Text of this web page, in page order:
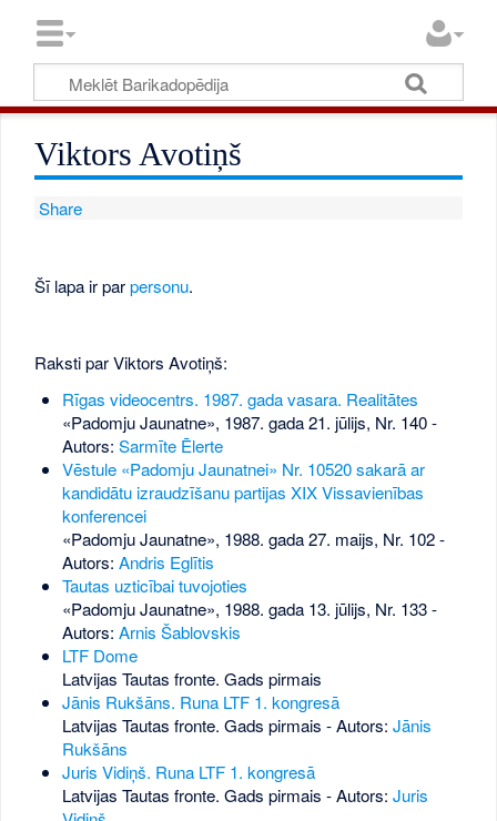
Viktors Avotiņš
Share
Šī lapa ir parpersonu.
Raksti par Viktors Avotiņš:
Rīgas videocentrs. 1987. gada vasara. Realitātes
«Padomju Jaunatne», 1987. gada 21. jūlijs, Nr. 140-
Autors: Sarmīte Ēlerte
Vēstule «Padomju Jaunatnei» Nr. 10520 sakarā ar
kandidātu izraudzīšanu partijas XIX Vissavienības
konferencei
«Padomju Jaunatne», 1988. gada 27. maijs, Nr. 102-
Autors: Andris Eglītis
Tautas uzticībai tuvojoties
«Padomju Jaunatne», 1988. gada 13. jūlijs, Nr. 133-
Autors: Arnis Šablovskis
LTF Dome
Latvijas Tautas fronte. Gads pirmais
Jānis Rukšāns. Runa LTF 1. kongresā
Latvijas Tautas fronte. Gads pirmais - Autors: Jānis
Rukšāns
Juris Vidiņš. Runa LTF 1. kongresā
Latvijas Tautas fronte. Gads pirmais - Autors: Juris